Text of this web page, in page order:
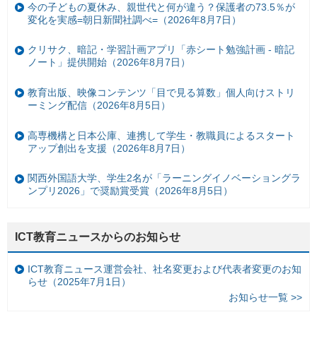
今の子どもの夏休み、親世代と何が違う？保護者の73.5％が
変化を実感=朝日新聞社調べ=（2026年8月7日）
クリサク、暗記・学習計画アプリ「赤シート勉強計画 - 暗記
ノート」提供開始（2026年8月7日）
教育出版、映像コンテンツ「目で見る算数」個人向けストリ
ーミング配信（2026年8月5日）
高専機構と日本公庫、連携して学生・教職員によるスタート
アップ創出を支援（2026年8月7日）
関西外国語大学、学生2名が「ラーニングイノベーショングラ
ンプリ2026」で奨励賞受賞（2026年8月5日）
ICT教育ニュースからのお知らせ
ICT教育ニュース運営会社、社名変更および代表者変更のお知
らせ（2025年7月1日）
お知らせ一覧 >>